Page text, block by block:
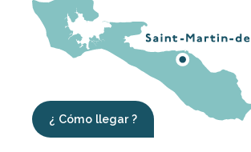
¿ Cómo llegar ?